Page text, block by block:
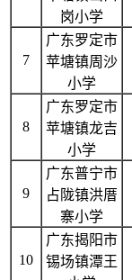
岗小学
7
广东罗定市
苹塘镇周沙
小学
8
广东罗定市
苹塘镇龙吉
小学
9
广东普宁市
占陇镇洪厝
寨小学
10
广东揭阳市
锡场镇潭王